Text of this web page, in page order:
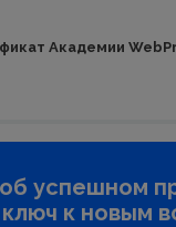
Академии
успешном
к новым